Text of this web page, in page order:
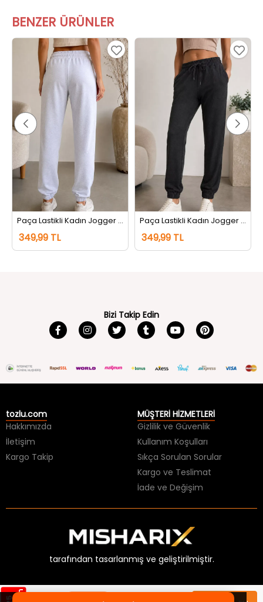
Sepette
BENZER ÜRÜNLER
Paça Lastikli Kadın Jogger Eşofman Altı Gri
349,99 TL
Paça Lastikli Kadın Jogger Eşofman Altı Antrasit
349,99 TL
Bizi Takip Edin
tozlu.com
Hakkımızda
İletişim
Kargo Takip
MÜŞTERİ HİZMETLERİ
Gizlilik ve Güvenlik
Kullanım Koşulları
Sıkça Sorulan Sorular
Kargo ve Teslimat
İade ve Değişim
tarafından tasarlanmış ve geliştirilmiştir.